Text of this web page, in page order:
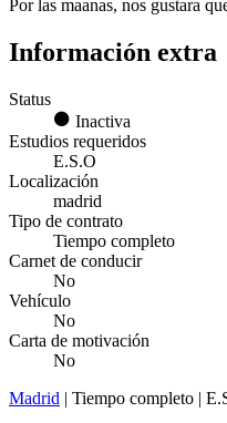
Por las maanas, nos gustara
Información extra
Status
Inactiva
Estudios requeridos
E.S.O
Localización
madrid
Tipo de contrato
Tiempo completo
Carnet de conducir
No
Vehículo
No
Carta de motivación
No
Madrid | Tiempo completo |